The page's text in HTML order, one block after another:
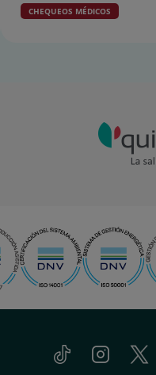
CHEQUEOS MÉDICOS
Tiktok InstagramTwitter